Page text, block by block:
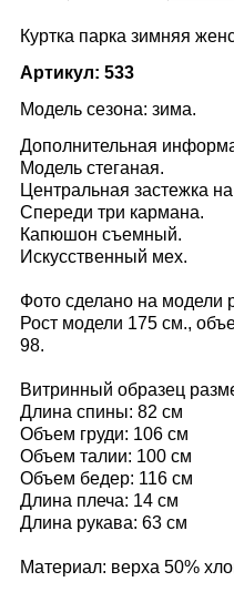
Куртка парка зимняя
Артикул: 533
Модель сезона: зима.
Дополнительная
Модель стеганая.
Центральная застежка
Спереди три кармана.
Капюшон съемный.
Искусственный мех.
Фото сделано на модели
Рост модели 175 см.,
98.
Витринный образец
Длина спины: 82 см
Объем груди: 106 см
Объем талии: 100 см
Объем бедер: 116 см
Длина плеча: 14 см
Длина рукава: 63 см
Материал: верха 50%